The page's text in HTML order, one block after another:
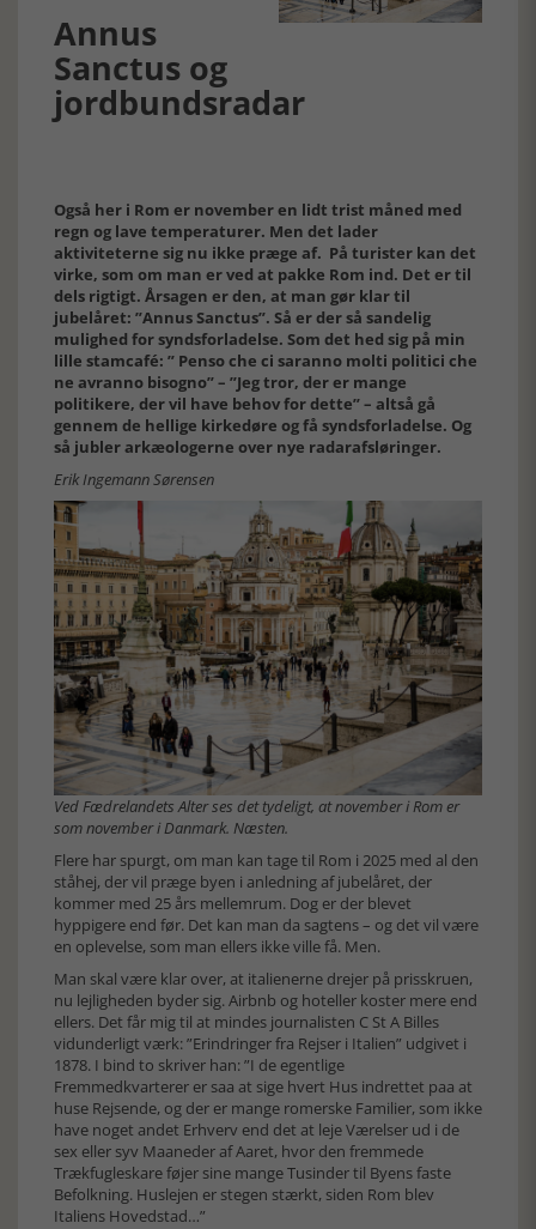
Annus
Sanctus og
jordbundsradar
Også her i Rom er november en lidt trist måned med
regn og lave temperaturer. Men det lader
aktiviteterne sig nu ikke præge af. På turister kan det
virke, som om man er ved at pakke Rom ind. Det er til
dels rigtigt. Årsagen er den, at man gør klar til
jubelåret: ”Annus Sanctus”. Så er der så sandelig
mulighed for syndsforladelse. Som det hed sig på min
lille stamcafé: ” Penso che ci saranno molti politici che
ne avranno bisogno” – ”Jeg tror, der er mange
politikere, der vil have behov for dette” – altså gå
gennem de hellige kirkedøre og få syndsforladelse. Og
så jubler arkæologerne over nye radarafsløringer.
Erik Ingemann Sørensen
Ved Fædrelandets Alter ses det tydeligt, at november i Rom er
som november i Danmark. Næsten.
Flere har spurgt, om man kan tage til Rom i 2025 med al den
ståhej, der vil præge byen i anledning af jubelåret, der
kommer med 25 års mellemrum. Dog er der blevet
hyppigere end før. Det kan man da sagtens – og det vil være
en oplevelse, som man ellers ikke ville få. Men.
Man skal være klar over, at italienerne drejer på prisskruen,
nu lejligheden byder sig. Airbnb og hoteller koster mere end
ellers. Det får mig til at mindes journalisten C St A Billes
vidunderligt værk: ”Erindringer fra Rejser i Italien” udgivet i
1878. I bind to skriver han: ”I de egentlige
Fremmedkvarterer er saa at sige hvert Hus indrettet paa at
huse Rejsende, og der er mange romerske Familier, som ikke
have noget andet Erhverv end det at leje Værelser ud i de
sex eller syv Maaneder af Aaret, hvor den fremmede
Trækfugleskare føjer sine mange Tusinder til Byens faste
Befolkning. Huslejen er stegen stærkt, siden Rom blev
Italiens Hovedstad…”